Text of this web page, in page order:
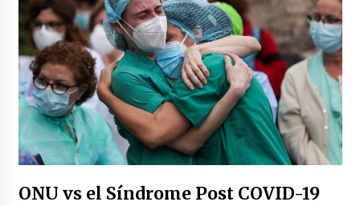
ONU vs el Síndrome Post COVID-19